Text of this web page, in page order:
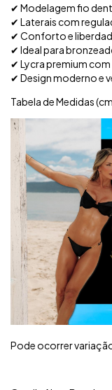
✔ Modelagem fio
✔ Laterais com
✔ Conforto e
✔ Ideal para
✔ Lycra premium
✔ Design moderno e
Tabela de Medidas
Pode ocorrer